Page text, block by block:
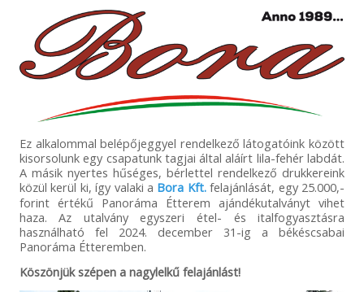
Ez alkalommal belépőjeggyel rendelkező látogatóink között
kisorsolunk egy csapatunk tagjai által aláírt lila-fehér labdát.
A másik nyertes hűséges, bérlettel rendelkező drukkereink
közül kerül ki, így valaki a Bora Kft.felajánlását, egy 25.000,-
forint értékű Panoráma Étterem ajándékutalványt vihet
haza. Az utalvány egyszeri étel- és italfogyasztásra
használható fel 2024. december 31-ig a békéscsabai
Panoráma Étteremben.
Köszönjük szépen a nagylelkű felajánlást!